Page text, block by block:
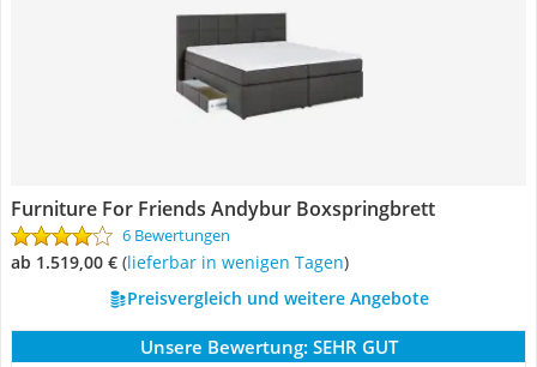
Furniture For Friends Andybur Boxspringbrett
6 Bewertungen
ab 1.519,00 € ( Lieferbar in wenigen Tagen)
Preisvergleich und weitere Angebote
Unsere Bewertung: SEHR GUT